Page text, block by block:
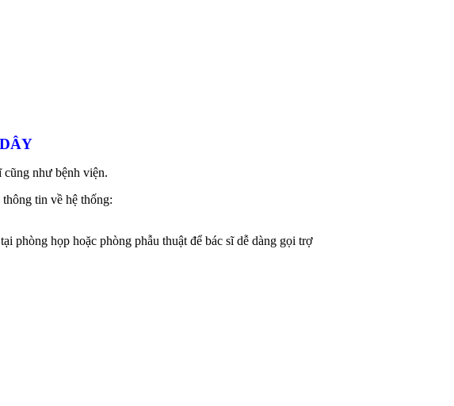
cũng như bệnh viện.
tin về hệ thống:
phòng họp hoặc phòng phẫu thuật để bác sĩ dễ dàng gọi trợ